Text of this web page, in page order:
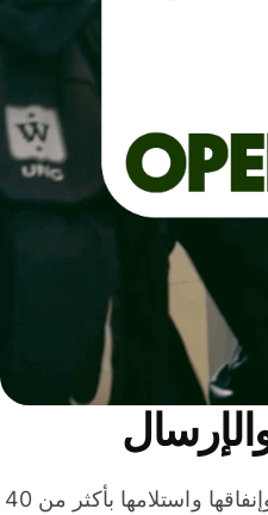
وفّر المال عند إرسال الأموال وإنفاقها واستلامها بأكثر من 40